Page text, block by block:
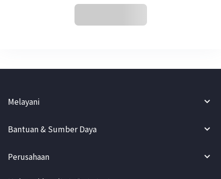
Melayani
Bantuan & Sumber Daya
Perusahaan